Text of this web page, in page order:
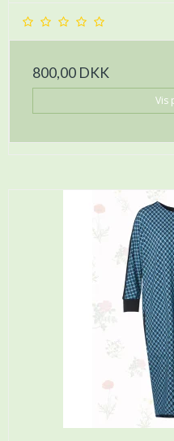
800,00 DKK
Vis